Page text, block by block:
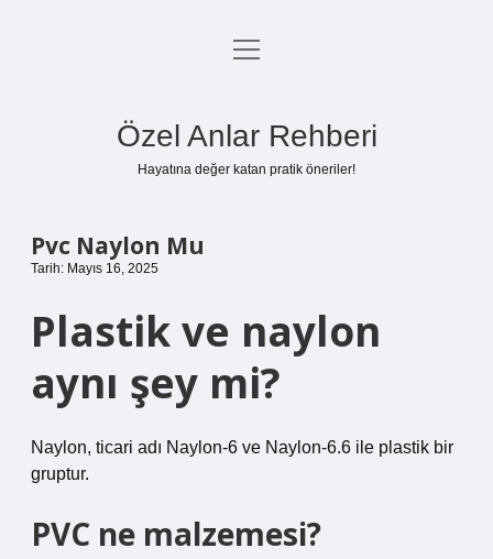
Anasayfa
menüyü
Özel Anlar Rehberi
Hayatına değer katan pratik öneriler!
Pvc Naylon Mu
Tarih: Mayıs 16, 2025
Plastik ve naylon
aynı şey mi?
Naylon, ticari adı Naylon-6 ve Naylon-6.6 ile plastik bir
gruptur.
PVC ne malzemesi?